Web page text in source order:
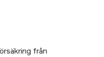
från